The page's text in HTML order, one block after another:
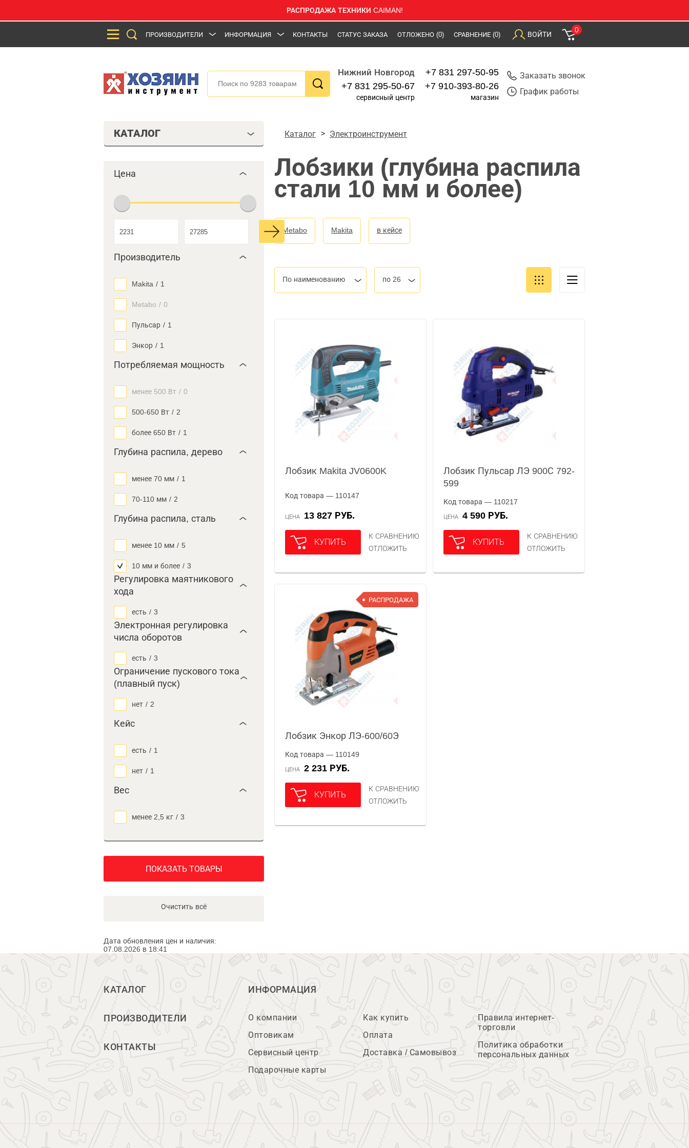
РАСПРОДАЖА ТЕХНИКИ CAIMAN!
ПРОИЗВОДИТЕЛИ ИНФОРМАЦИЯ КОНТАКТЫ СТАТУС ЗАКАЗА ОТЛОЖЕНО (0) СРАВНЕНИЕ (0) ВОЙТИ
0
Нижний Новгород
+7 831 295-50-67
сервисный центр
+7 831 297-50-95
+7 910-393-80-26
магазин
Заказать звонок
График работы
КАТАЛОГ
Цена
Производитель
Makita / 1
Metabo / 0
Пульсар / 1
Энкор / 1
Потребляемая мощность
менее 500 Вт / 0
500-650 Вт / 2
более 650 Вт / 1
Глубина распила, дерево
менее 70 мм / 1
70-110 мм / 2
Глубина распила, сталь
менее 10 мм / 5
10 мм и более / 3
Регулировка маятникового
хода
есть / 3
Электронная регулировка
числа оборотов
есть / 3
Ограничение пускового тока
(плавный пуск)
нет / 2
Кейс
есть / 1
нет / 1
Вес
менее 2,5 кг / 3
ПОКАЗАТЬ ТОВАРЫ
Очистить всё
Дата обновления цен и наличия:
07.08.2026 в 18:41
Каталог Электроинструмент
Лобзики (глубина распила
стали 10 мм и более)
Metabo Makita в кейсе
По наименованию по 26
Лобзик Makita JV0600K
Код товара — 110147
ЦЕНА 13 827 РУБ.
КУПИТЬ
К СРАВНЕНИЮ
ОТЛОЖИТЬ
Лобзик Пульсар ЛЭ 900С 792-
599
Код товара — 110217
ЦЕНА 4 590 РУБ.
КУПИТЬ
К СРАВНЕНИЮ
ОТЛОЖИТЬ
РАСПРОДАЖА
Лобзик Энкор ЛЭ-600/60Э
Код товара — 110149
ЦЕНА 2 231 РУБ.
КУПИТЬ
К СРАВНЕНИЮ
ОТЛОЖИТЬ
КАТАЛОГ
ПРОИЗВОДИТЕЛИ
КОНТАКТЫ
ИНФОРМАЦИЯ
О компании
Оптовикам
Сервисный центр
Подарочные карты
Как купить
Оплата
Доставка / Самовывоз
Правила интернет-
торговли
Политика обработки
персональных данных